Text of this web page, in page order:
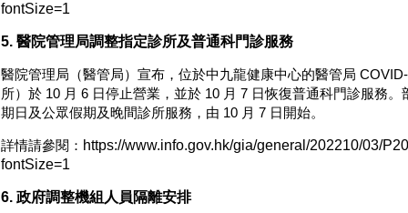
fontSize=1
5. 醫院管理局調整指定診所及普通科門診服務
醫院管理局（醫管局）宣布，位於中九龍健康中心的醫管局
所）於 10 月 6 日停止營業，並於 10 月 7 日恢復普通科門診服務
期日及公眾假期及晚間診所服務，由 10 月 7 日開始。
詳情請參閱： https://www.info.gov.hk/gia/general/202210/03/
fontSize=1
6. 政府調整機組人員隔離安排